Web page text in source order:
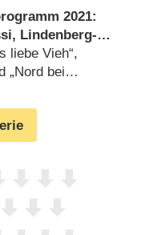
2021:
Lindenberg-
liebe Vieh“,
„Nord bei